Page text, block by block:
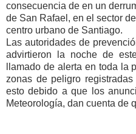
consecuencia de en un
de San Rafael, en el sector
centro urbano de Santiago.
Las autoridades de
advirtieron la noche de
llamado de alerta en toda la
zonas de peligro
esto debido a que los
Meteorología, dan cuenta de